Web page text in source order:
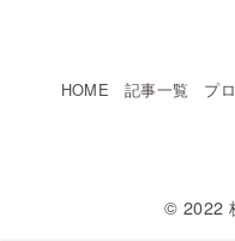
HOME 記事一覧 プ
© 2022